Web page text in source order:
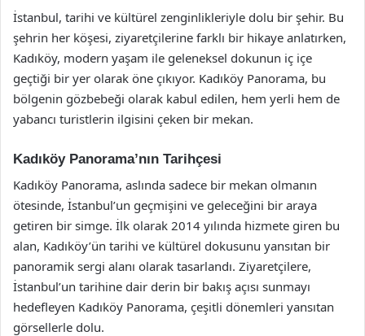
İstanbul, tarihi ve kültürel zenginlikleriyle dolu bir şehir. Bu
şehrin her köşesi, ziyaretçilerine farklı bir hikaye anlatırken,
Kadıköy, modern yaşam ile geleneksel dokunun iç içe
geçtiği bir yer olarak öne çıkıyor. Kadıköy Panorama, bu
bölgenin gözbebeği olarak kabul edilen, hem yerli hem de
yabancı turistlerin ilgisini çeken bir mekan.
Kadıköy Panorama’nın Tarihçesi
Kadıköy Panorama, aslında sadece bir mekan olmanın
ötesinde, İstanbul’un geçmişini ve geleceğini bir araya
getiren bir simge. İlk olarak 2014 yılında hizmete giren bu
alan, Kadıköy’ün tarihi ve kültürel dokusunu yansıtan bir
panoramik sergi alanı olarak tasarlandı. Ziyaretçilere,
İstanbul’un tarihine dair derin bir bakış açısı sunmayı
hedefleyen Kadıköy Panorama, çeşitli dönemleri yansıtan
görsellerle dolu.